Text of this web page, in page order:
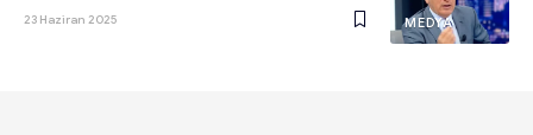
MEDYA
23 Haziran 2025